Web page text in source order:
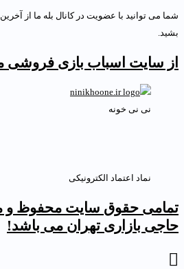
می توانید با عضویت در کانال بله ما از آخرین
سایت اسباب بازی فروشی ما
نی نی خونه
نماد اعتماد الکترونیکی
حقوق سایت محفوظ و
بازاری تهران می باشد!